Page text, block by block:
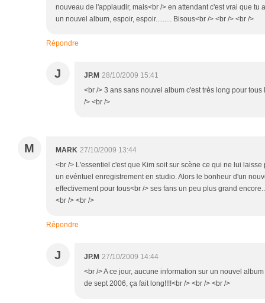
nouveau de l'applaudir, mais<br /> en attendant c'est vrai que tu
un nouvel album, espoir, espoir......... Bisous<br /> <br /> <br />
Répondre
J JP.M 28/10/2009 15:41
<br /> 3 ans sans nouvel album c'est très long pour
/> <br />
M MARK 27/10/2009 13:44
<br /> L'essentiel c'est que Kim soit sur scène ce qui ne lui
un evéntuel enregistrement en studio. Alors le bonheur d'un
effectivement pour tous<br /> ses fans un peu plus grand
<br /> <br />
Répondre
J JP.M 27/10/2009 14:44
<br /> A ce jour, aucune information sur un nouvel
de sept 2006, ça fait long!!!!<br /> <br /> <br />